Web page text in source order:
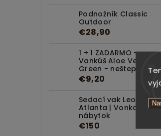
Podnožník Classic
Outdoor
€28,90
1 + 1 ZADARMO -
Vankúš Aloe Vera
Green - neštepovaný
€9,20
Sedací vak Leone
Atlanta | Vonkajší
nábytok
€150